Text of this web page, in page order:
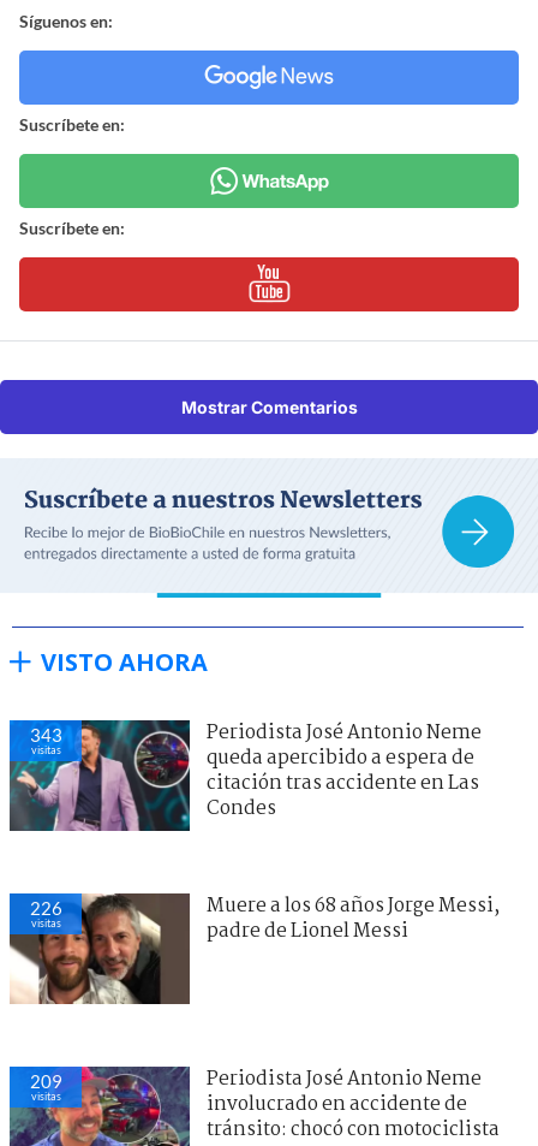
Síguenos en:
Suscríbete en:
Suscríbete en:
Mostrar Comentarios
VISTO AHORA
343
visitas
Periodista José Antonio Neme
queda apercibido a espera de
citación tras accidente en Las
Condes
226
visitas
Muere a los 68 años Jorge Messi,
padre de Lionel Messi
209
visitas
Periodista José Antonio Neme
involucrado en accidente de
tránsito: chocó con motociclista